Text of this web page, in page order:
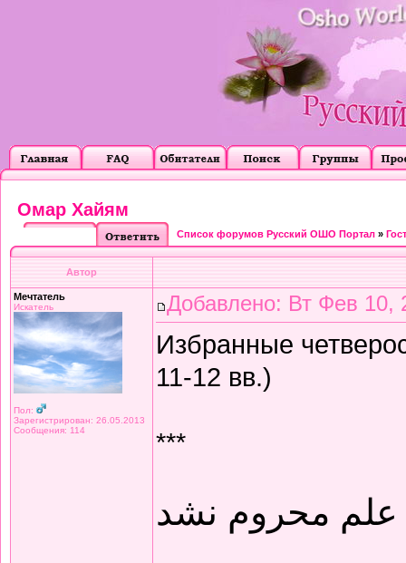
Омар Хайям
Список форумов Русский ОШО Портал »
Автор
Мечтатель
Искатель
Пол:
Зарегистрирован: 26.05.2013
Сообщения: 114
Добавлено: Вт Фев 10,
Избранные
11-12 вв.)
***
محروم نشد